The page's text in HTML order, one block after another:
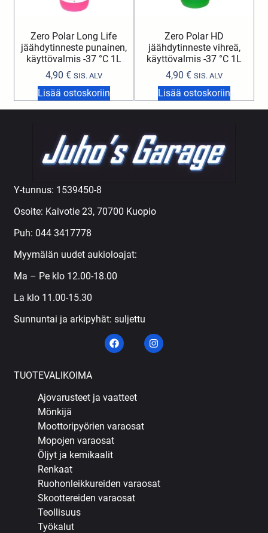
Zero Polar Long Life
jäähdytinneste punainen,
käyttövalmis -37 °C 1L
4,90 € SIS. ALV
Lisää ostoskoriin
Zero Polar HD
jäähdytinneste vihreä,
käyttövalmis -37 °C 1L
4,90€ SIS. ALV
Lisää ostoskoriin
Y-tunnus: 1539450-8
Osoite: Kaivotie 23, 70700 Kuopio
Puh: 044 3417778
Myymälän uudet aukioloajat:
Ma – Pe klo 12.00-18.00
La klo 11.00-15.30
Sunnuntai ja arkipyhät: suljettu
TUOTEVALIKOIMA
Ajovarusteet ja vaatteet
Mönkijä
Moottoripyörien varaosat
Mopojen varaosat
Öljyt ja kemikaalit
Renkaat
Ruohonleikkureiden varaosat
Skoottereiden varaosat
Teollisuus
Työkalut